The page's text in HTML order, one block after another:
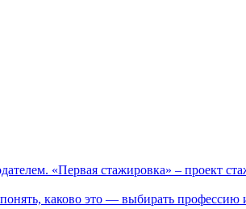
«Первая стажировка» – проект
каково это — выбирать